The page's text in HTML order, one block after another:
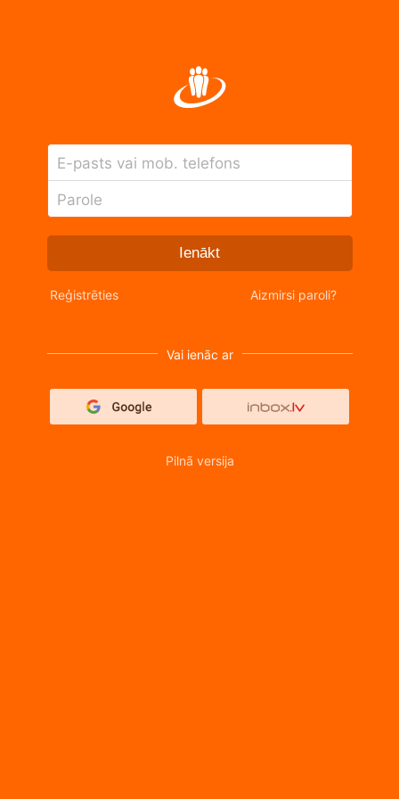
E-pasts vai mob. telefons
Parole
Ienākt
Reģistrēties Aizmirsi paroli?
Vai ienāc ar
Pilnā versija